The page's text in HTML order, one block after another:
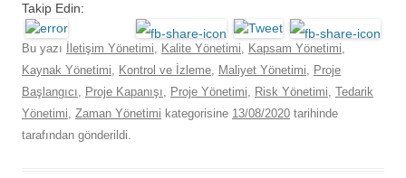
Takip Edin:
Bu yazı İletişim Yönetimi Kalite Yönetimi Kapsam Yönetimi
Kaynak Yönetimi
Kontrol ve İzleme Maliyet Yönetimi
Proje
Başlangıcı
Proje Kapanışı Proje Yönetimi Risk Yönetimi Tedarik
Yönetimi Zaman Yönetimi kategorisine 13/08/2020 tarihinde
tarafından gönderildi.